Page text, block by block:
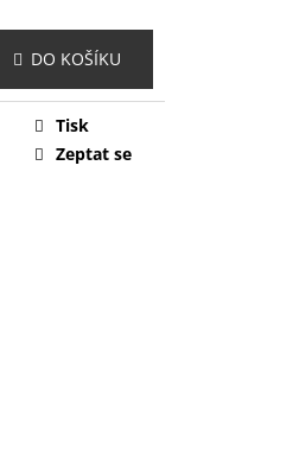
DO KOŠÍKU
Tisk
Zeptat se